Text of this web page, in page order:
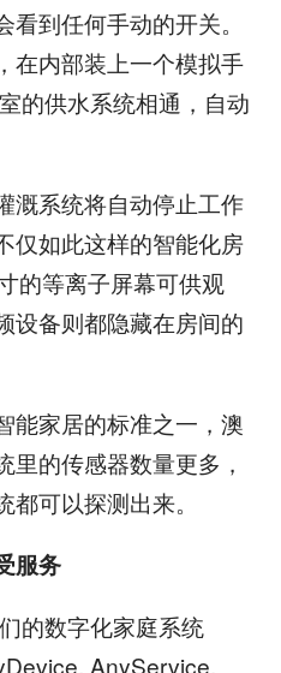
到任何手动的开关。
在内部装上一个模拟手
的供水系统相通，自动
系统将自动停止工作
仅如此这样的智能化房
的等离子屏幕可供观
设备则都隐藏在房间的
家居的标准之一，澳
里的传感器数量更多，
可以探测出来。
服务
数字化家庭系统
AnyService,